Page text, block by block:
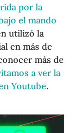
por la
el mando
utilizó la
en más de
más de
a ver la
Youtube.